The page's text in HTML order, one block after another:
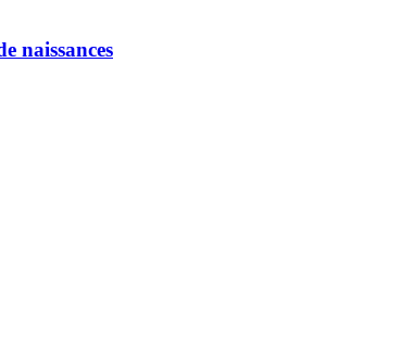
naissances